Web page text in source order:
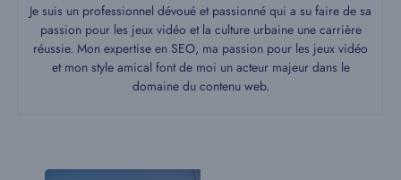
Je suis un professionnel dévoué et passionné qui a su faire de sa
passion pour les jeux vidéo et la culture urbaine une carrière
réussie. Mon expertise en SEO, ma passion pour les jeux vidéo
et mon style amical font de moi un acteur majeur dans le
domaine du contenu web.